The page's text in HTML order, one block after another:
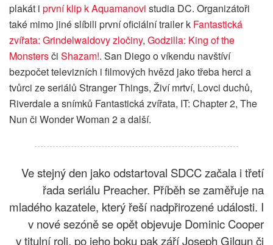
plakát i první klip k Aquamanovi studia DC. Organizátoři
také mimo jiné slíbili první oficiální trailer k Fantastická
zvířata: Grindelwaldovy zločiny, Godzilla: King of the
Monstersči Shazam!. San Diego o víkendu navštíví
bezpočet televizních i filmových hvězd jako třeba herci a
tvůrci ze seriálů Stranger Things, Živí mrtví, Lovci duchů,
Riverdale a snímků Fantastická zvířata, IT: Chapter 2, The
Nun či Wonder Woman 2 a další.
Ve stejný den jako odstartoval SDCC začala i třetí
řada seriálu Preacher. Příběh se zaměřuje na
mladého kazatele, který řeší nadpřirozené události. I
v nové sezóně se opět objevuje Dominic Cooper
v titulní roli, po jeho boku pak září Joseph Gilgun či